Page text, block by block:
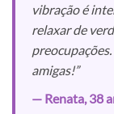
vibração é
relaxar de
amigas!”
— Renata, 38